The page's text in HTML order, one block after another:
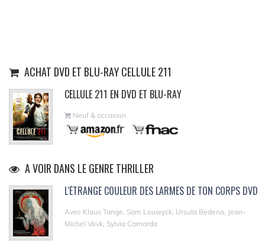
ACHAT DVD ET BLU-RAY CELLULE 211
CELLULE 211 EN DVD ET BLU-RAY
Neuf & occasion
A VOIR DANS LE GENRE THRILLER
L'ÉTRANGE COULEUR DES LARMES DE TON CORPS DVD
Avec Klaus Tange, Sam Louwyck, Ursula Bedena, Jean-
Michel Vovk, Sylvia Camarda